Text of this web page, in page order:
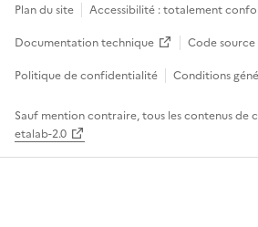
Plan du site Accessibilité : totalement
Documentation technique
Code source
Politique de confidentialité
Conditions
Sauf mention contraire, tous les contenus de
etalab-2.0